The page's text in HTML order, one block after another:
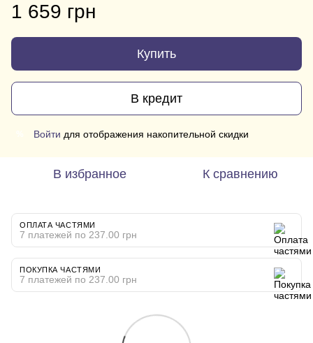
1 659 грн
Купить
В кредит
Войти для отображения накопительной скидки
В избранное К сравнению
ОПЛАТА ЧАСТЯМИ
7 платежей по 237.00 грн
ПОКУПКА ЧАСТЯМИ
7 платежей по 237.00 грн